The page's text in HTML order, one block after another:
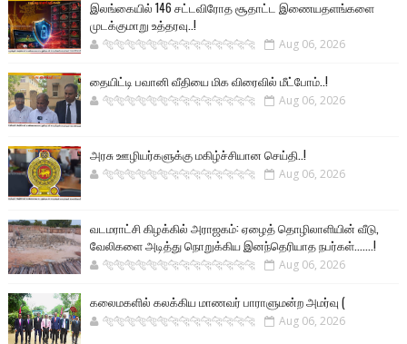
இலங்கையில் 146 சட்டவிரோத சூதாட்ட இணையதளங்களை
முடக்குமாறு உத்தரவு..!
🐅🐅🐅🐅🐅🐅🐆🐆🐆🐆🐆🐆🐆🐆 Aug 06, 2026
தையிட்டி பவானி வீதியை மிக விரைவில் மீட்போம்..!
🐅🐅🐅🐅🐅🐅🐆🐆🐆🐆🐆🐆🐆🐆 Aug 06, 2026
அரசு ஊழியர்களுக்கு மகிழ்ச்சியான செய்தி..!
🐅🐅🐅🐅🐅🐅🐆🐆🐆🐆🐆🐆🐆🐆 Aug 06, 2026
வடமராட்சி கிழக்கில் அராஜகம்: ஏழைத் தொழிலாளியின் வீடு,
வேலிகளை அடித்து நொறுக்கிய இனந்தெரியாத நபர்கள்.......!
🐅🐅🐅🐅🐅🐅🐆🐆🐆🐆🐆🐆🐆🐆 Aug 06, 2026
கலைமகளில் கலக்கிய மாணவர் பாராளுமன்ற அமர்வு (
🐅🐅🐅🐅🐅🐅🐆🐆🐆🐆🐆🐆🐆🐆 Aug 06, 2026